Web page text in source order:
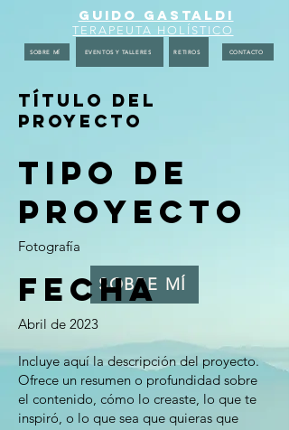
SOBRE MÍ
SOBRE MÍ EVENTOS Y TALLERES RETIROS CONTACTO
GUIDO GASTALDI
TERAPEUTA HOLÍSTICO
Título del
proyecto
Tipo de
proyecto
Fotografía
Fecha
Abril de 2023
Incluye aquí la descripción del proyecto.
Ofrece un resumen o profundidad sobre
el contenido, cómo lo creaste, lo que te
inspiró, o lo que sea que quieras que